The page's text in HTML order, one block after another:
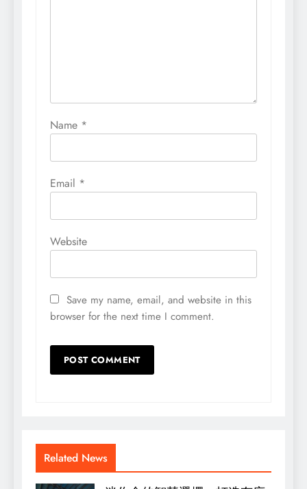
Name *
Email *
Website
Save my name, email, and website in this
browser for the next time I comment.
Related News